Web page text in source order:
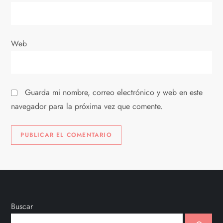
a
a
s
Web
Guarda mi nombre, correo electrónico y web en este
navegador para la próxima vez que comente.
Buscar